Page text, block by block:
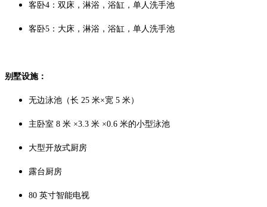
客卧4：双床，淋浴，浴缸，单人洗手池
客卧5：大床，淋浴，浴缸，单人洗手池
别墅设施：
无边泳池（长 25 米×宽 5 米）
主卧室 8 米 ×3.3 米 ×0.6 米的小型泳池
大型开放式厨房
露台厨房
80 英寸智能电视